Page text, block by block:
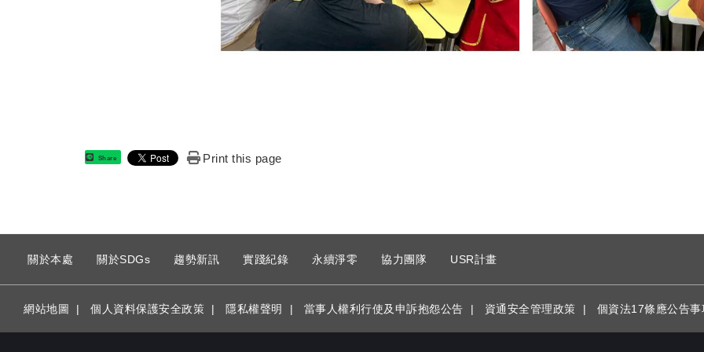
Share Print this page
關於本處 關於SDGs 趨勢新訊 實踐紀錄 永續淨零 協力團隊 USR計畫
網站地圖 | 個人資料保護安全政策 | 隱私權聲明 | 當事人權利行使及申訴抱怨公告 | 資通安全管理政策 | 個資法17條應公告事